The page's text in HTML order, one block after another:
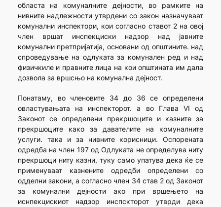
областа на комуналните дејности, во рамките на
нивните надлежности утврдени со закон назначуваат
комунални инспектори, кои согласно ставот 2 на овој
член вршат инспекциски надзор над јавните
комунални претпријатија, основани од општините. над
спроведување на одлуката за комунален ред и над
физичкиле и правните лица на кои општината им дала
дозвола за вршсњо на комунална дејност.
Понатаму, во членовите 34 до 36 се определени
овластувањата на инспекторот. а во Глава VI од
Законот се определени прекршоците и казните за
прекршоците како за давателите на комуналните
услуги. така и за нивните корисници. Оспорената
одредба на член 197 од Одлуката не определува ниту
прекршоци ниту казни, туку само упатува дека ќе се
применуваат казнените одредби определени со
одделни закони, а согласно член 34 став 2 од Законот
за комунални дејности ако при вршењето на
иснпекцискиот надзор инспскторот утврди дека